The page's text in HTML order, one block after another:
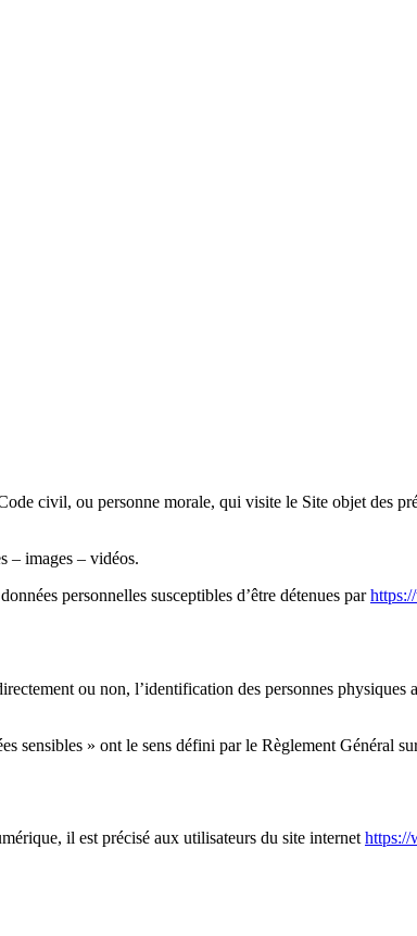
civil, ou personne morale, qui visite le Site objet des
– images – vidéos.
personnelles susceptibles d’être détenues par
ou non, l’identification des personnes physiques
sensibles » ont le sens défini par le Règlement Général
il est précisé aux utilisateurs du site internet https://